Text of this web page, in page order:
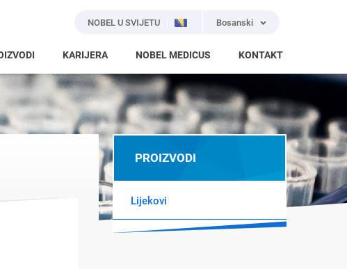
NOBEL U SVIJETU Bosanski
KARIJERA NOBEL MEDICUS KONTAKT
PROIZVODI
Lijekovi